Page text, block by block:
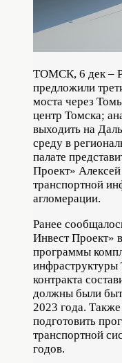
ТОМСК, 6 дек –
предложили
моста через
центр Томска;
выходить на
среду в
палате
Проект»
транспортной
агломерации.
Ранее
Инвест Проект»
программы
инфраструктуры
контракта
должны были
2023 года.
подготовить
транспортной
годов.